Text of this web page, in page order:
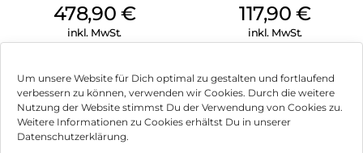
Um unsere Website für Dich optimal zu gestalten und fortlaufend
verbessern zu können, verwenden wir Cookies. Durch die weitere
Nutzung der Website stimmst Du der Verwendung von Cookies zu.
Weitere Informationen zu Cookies erhältst Du in unserer
Datenschutzerklärung.
sorgt für vollen Telefoniekomfort: Schließen Sie analoge und
DECT-Telefone an , richten Sie bis zu fünf Anrufbeantworter
ein, verwalten Sie Anruflisten oder erhalten Sie E-Mail-
Sprachnachrichten. Sie können auch Online-Kontakte von
Google, Apple iCloud und mehr mit Ihrer FRITZ!Box
synchronisieren .
Der Hub für Ihren FRITZ! Intelligentes Zuhause:
478,90 €
inkl. MwSt.
Weiß
117,90€
inkl. MwSt.
Impressum